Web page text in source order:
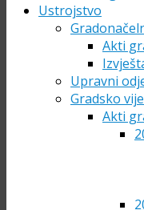
Ustrojstvo
Akti
Upravni
Gradsko
Akti